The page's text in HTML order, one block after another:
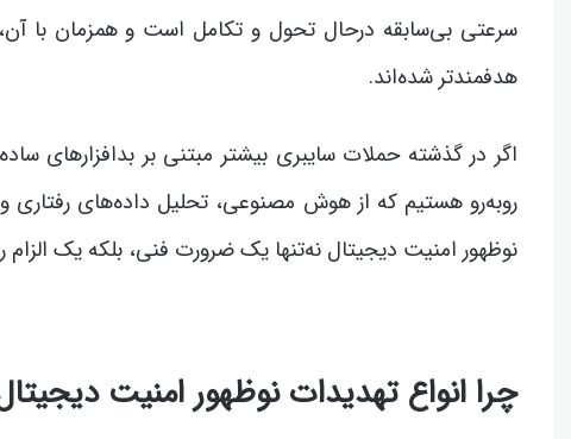
سرعتی بی‌سابقه درحال تحول و تکامل است و همزمان با
هدفمندتر شده‌اند.
اگر در گذشته حملات سایبری بیشتر مبتنی بر بدافزارهای
روبه‌رو هستیم که از هوش مصنوعی، تحلیل داده‌های
نوظهور امنیت دیجیتال نه‌تنها یک ضرورت فنی، بلکه یک
چرا انواع تهدیدات نوظهور امنیت